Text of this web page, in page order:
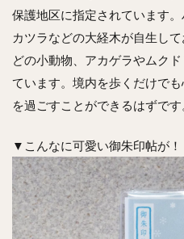
保護地区に指定されています。
カツラなどの大経木が自生し
どの小動物、アカゲラやムク
ています。境内を歩くだけで
を過ごすことができるはずです
▼こんなに可愛い御朱印帖が！